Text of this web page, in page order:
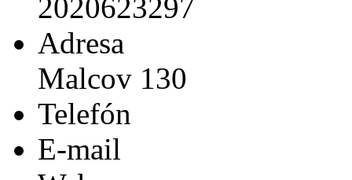
2020623297
Adresa
Malcov 130
Telefón
E-mail